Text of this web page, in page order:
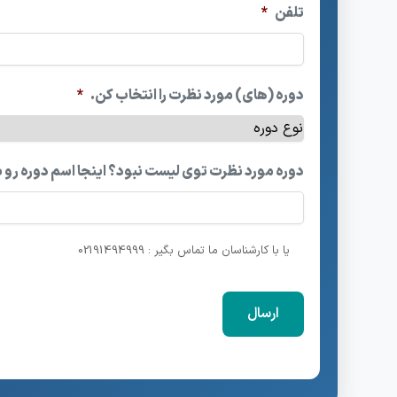
تلفن *
دوره (های) مورد نظرت را انتخاب کن. *
دوره مورد نظرت توی لیست نبود؟ اینجا اسم دوره
یا با کارشناسان ما تماس بگیر : 02191494999